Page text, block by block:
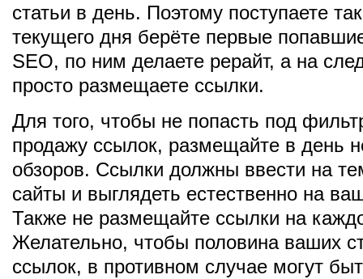
статьи в день. Поэтому поступаете
текущего дня берёте первые
SEO, по ним делаете рерайт, а на
просто размещаете ссылки.
Для того, чтобы не попасть под
продажу ссылок, размещайте в день
обзоров. Ссылки должны ввести на
сайты и выглядеть естественно на
Также не размещайте ссылки на
Желательно, чтобы половина ваших
ссылок, в противном случае могут